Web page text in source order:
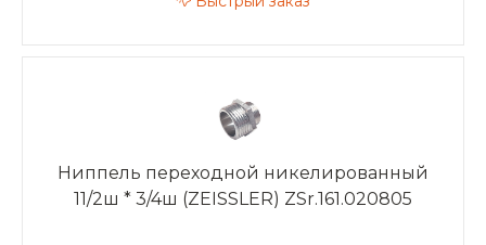
Ниппель переходной никелированный
11/2ш * 3/4ш (ZEISSLER) ZSr.161.020805